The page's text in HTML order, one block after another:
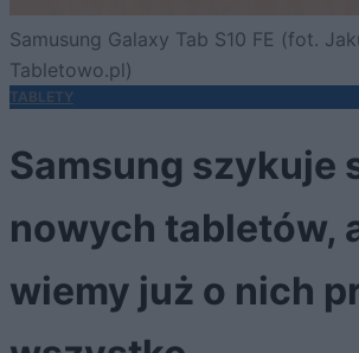
Samusung Galaxy Tab S10 FE (fot.
Tabletowo.pl)
TABLETY
Samsung szykuje
nowych tabletów,
wiemy już o nich